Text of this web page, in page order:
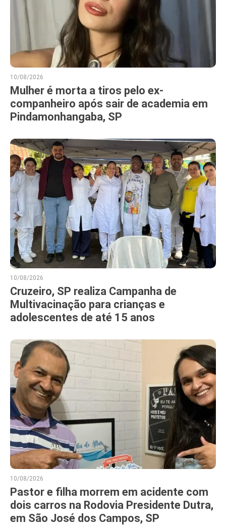
10/08/2026
Mulher é morta a tiros pelo ex-
companheiro após sair de academia em
Pindamonhangaba, SP
10/08/2026
Cruzeiro, SP realiza Campanha de
Multivacinação para crianças e
adolescentes de até 15 anos
10/08/2026
Pastor e filha morrem em acidente com
dois carros na Rodovia Presidente Dutra,
em São José dos Campos, SP